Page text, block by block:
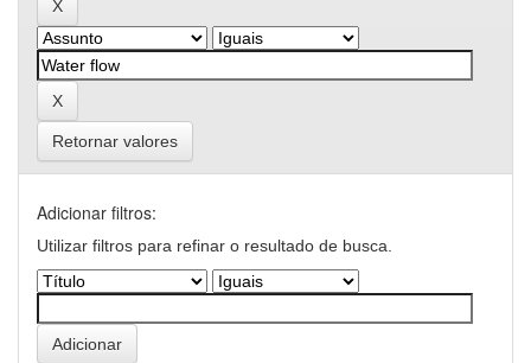
Retornar valores
Adicionar filtros:
Utilizar filtros para refinar o resultado de busca.